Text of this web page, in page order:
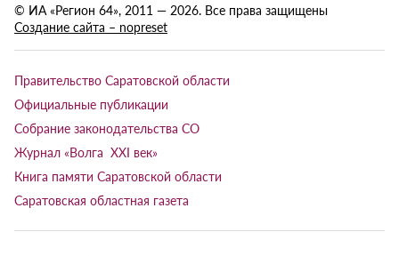
© ИА «Регион 64», 2011 — 2026. Все права защищены
Создание сайта – nopreset
Правительство Саратовской области
Официальные публикации
Собрание законодательства СО
Журнал «Волга XXI век»
Книга памяти Саратовской области
Саратовская областная газета